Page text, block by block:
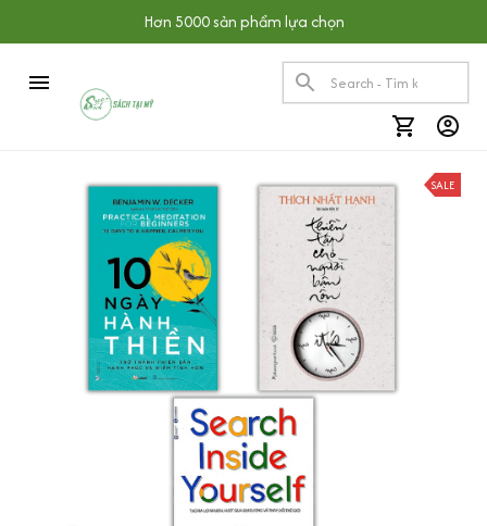
Hơn 5000 sản phẩm lựa chọn
SALE